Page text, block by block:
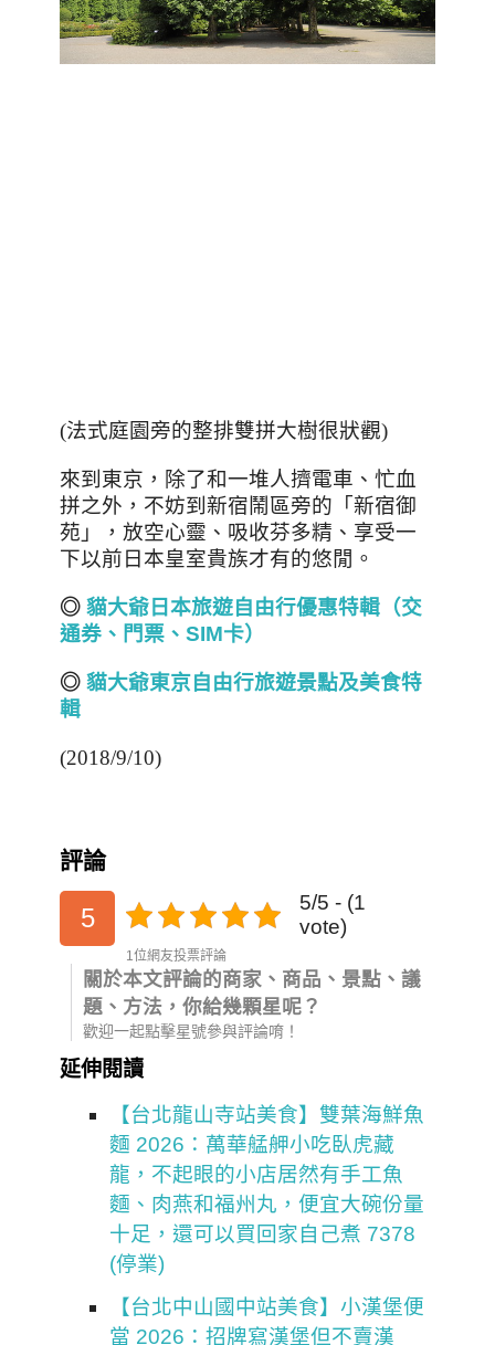
(法式庭園旁的整排雙拼大樹很狀觀)
來到東京，除了和一堆人擠電車、忙血
拼之外，不妨到新宿鬧區旁的「新宿御
苑」，放空心靈、吸收芬多精、享受一
下以前日本皇室貴族才有的悠閒。
◎ 貓大爺日本旅遊自由行優惠特輯（交
通券、門票、SIM卡）
◎ 貓大爺東京自由行旅遊景點及美食特
輯
(2018/9/10)
評論
5
5/5 - (1
vote)
1位網友投票評論
關於本文評論的商家、商品、景點、議
題、方法，你給幾顆星呢？
歡迎一起點擊星號參與評論唷！
延伸閱讀
【台北龍山寺站美食】雙葉海鮮魚
麵 2026：萬華艋舺小吃臥虎藏
龍，不起眼的小店居然有手工魚
麵、肉燕和福州丸，便宜大碗份量
十足，還可以買回家自己煮 7378
(停業)
【台北中山國中站美食】小漢堡便
當 2026：招牌寫漢堡但不賣漢